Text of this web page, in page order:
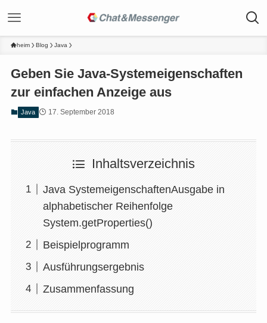
heim Blog Java
Geben Sie Java-Systemeigenschaften
zur einfachen Anzeige aus
Java 17. September 2018
Inhaltsverzeichnis
Java SystemeigenschaftenAusgabe in
alphabetischer Reihenfolge
System.getProperties()
Beispielprogramm
Ausführungsergebnis
Zusammenfassung